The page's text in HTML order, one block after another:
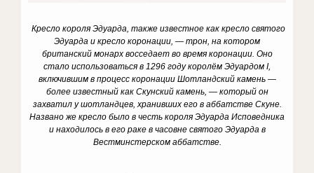
Кресло короля Эдуарда, также известное как кресло святого
Эдуарда и кресло коронации, — трон, на котором
британский монарх восседает во время коронации. Оно
стало использоваться в 1296 году королём Эдуардом I,
включившим в процесс коронации Шотландский камень —
более известный как Скунский камень, — который он
захватил у шотландцев, хранивших его в аббатстве Скуне.
Названо же кресло было в честь короля Эдуарда Исповедника
и находилось в его раке в часовне святого Эдуарда в
Вестминстерском аббатстве.